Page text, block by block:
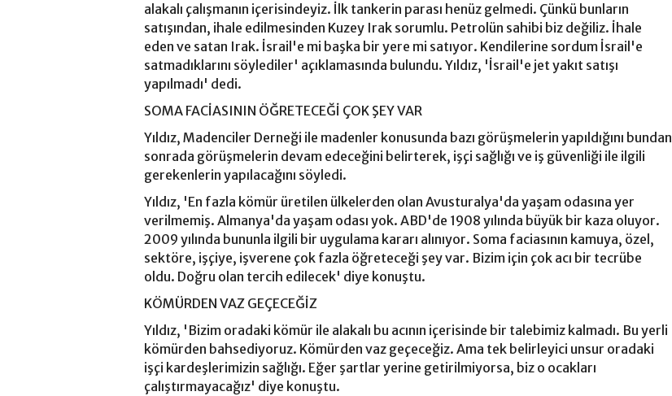
alakalı çalışmanın içerisindeyiz. İlk tankerin parası henüz gelmedi. Çünkü bunların
satışından, ihale edilmesinden Kuzey Irak sorumlu. Petrolün sahibi biz değiliz. İhale
eden ve satan Irak. İsrail'e mi başka bir yere mi satıyor. Kendilerine sordum İsrail'e
satmadıklarını söylediler' açıklamasında bulundu. Yıldız, 'İsrail'e jet yakıt satışı
yapılmadı' dedi.
SOMA FACİASININ ÖĞRETECEĞİ ÇOK ŞEY VAR
Yıldız, Madenciler Derneği ile madenler konusunda bazı görüşmelerin yapıldığını bundan
sonrada görüşmelerin devam edeceğini belirterek, işçi sağlığı ve iş güvenliği ile ilgili
gerekenlerin yapılacağını söyledi.
Yıldız, 'En fazla kömür üretilen ülkelerden olan Avusturalya'da yaşam odasına yer
verilmemiş. Almanya'da yaşam odası yok. ABD'de 1908 yılında büyük bir kaza oluyor.
2009 yılında bununla ilgili bir uygulama kararı alınıyor. Soma faciasının kamuya, özel,
sektöre, işçiye, işverene çok fazla öğreteceği şey var. Bizim için çok acı bir tecrübe
oldu. Doğru olan tercih edilecek' diye konuştu.
KÖMÜRDEN VAZ GEÇECEĞİZ
Yıldız, 'Bizim oradaki kömür ile alakalı bu acının içerisinde bir talebimiz kalmadı. Bu yerli
kömürden bahsediyoruz. Kömürden vaz geçeceğiz. Ama tek belirleyici unsur oradaki
işçi kardeşlerimizin sağlığı. Eğer şartlar yerine getirilmiyorsa, biz o ocakları
çalıştırmayacağız' diye konuştu.